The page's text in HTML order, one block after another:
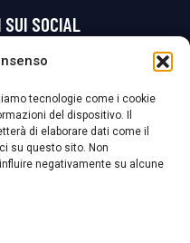
tecnologie come i cookie
del dispositivo. Il
di elaborare dati come il
su questo sito. Non
negativamente su alcune
SUI SOCIAL
figura specializzata che vigila sulle modalità adottate dalla
dati personali.